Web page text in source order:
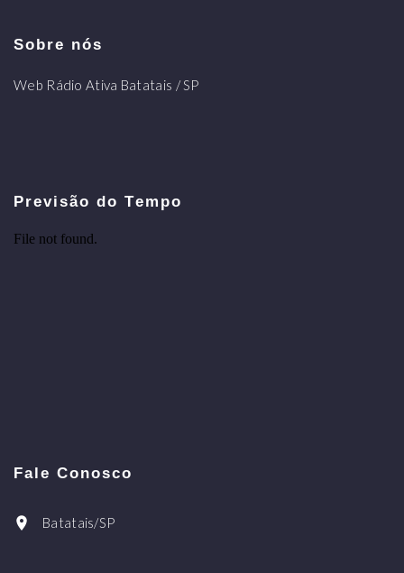
Sobre nós
Web Rádio Ativa Batatais / SP
Previsão do Tempo
Fale Conosco
Batatais/SP